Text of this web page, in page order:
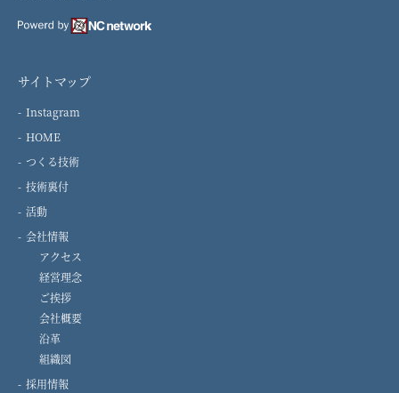
サイトマップ
Instagram
HOME
つくる技術
技術裏付
活動
会社情報
アクセス
経営理念
ご挨拶
会社概要
沿革
組織図
採用情報